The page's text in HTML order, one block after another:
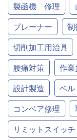
製函機 修理
プレーナー
制
切削加工用治具
腰痛対策
作
設計製造
ベ
コンベア修理
リミットスイッチ